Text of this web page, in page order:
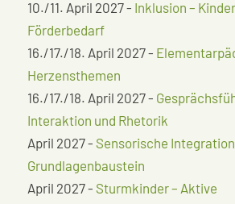
10./11. April 2027 - Inklusion –
Förderbedarf
16./17./18. April 2027 -
Herzensthemen
16./17./18. April 2027 -
Interaktion und Rhetorik
April 2027 - Sensorische
Grundlagenbaustein
April 2027 - Sturmkinder – Aktive